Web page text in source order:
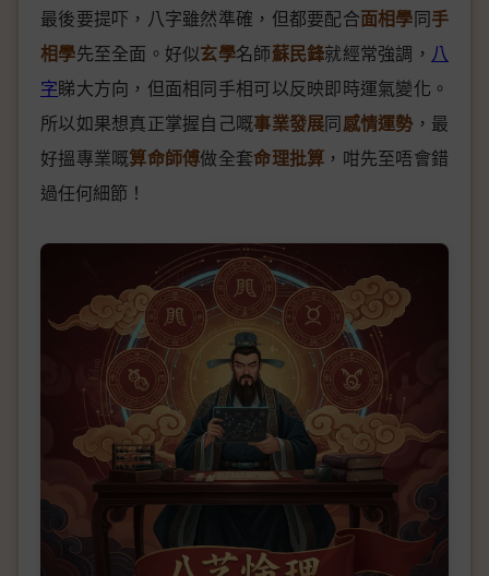
最後要提吓，八字雖然準確，但都要配合面相學同手
相學先至全面。好似玄學名師蘇民鋒就經常強調， 八
字睇大方向，但面相同手相可以反映即時運氣變化。
所以如果想真正掌握自己嘅事業發展同感情運勢 ，最
好搵專業嘅算命師傅做全套命理批算 ，咁先至唔會錯
過任何細節！